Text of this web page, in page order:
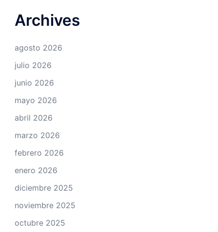
Archives
agosto 2026
julio 2026
junio 2026
mayo 2026
abril 2026
marzo 2026
febrero 2026
enero 2026
diciembre 2025
noviembre 2025
octubre 2025